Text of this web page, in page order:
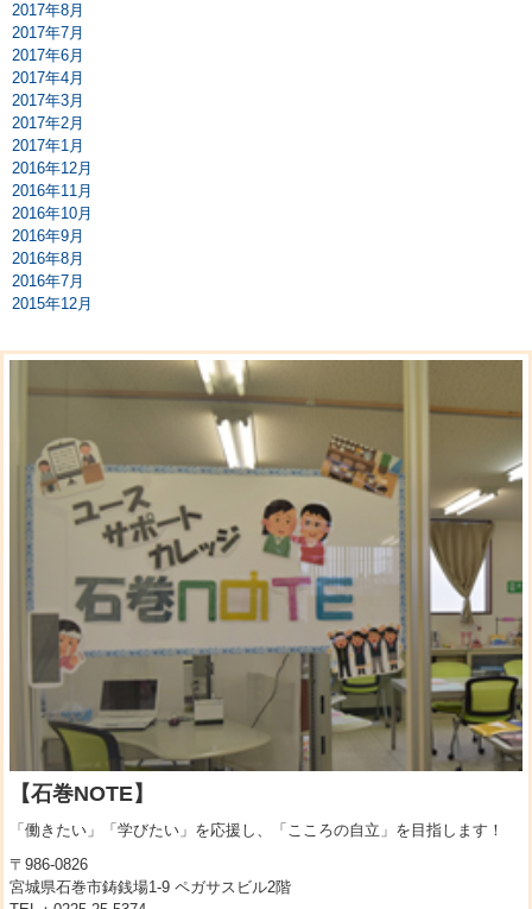
2017年8月
2017年7月
2017年6月
2017年4月
2017年3月
2017年2月
2017年1月
2016年12月
2016年11月
2016年10月
2016年9月
2016年8月
2016年7月
2015年12月
【石巻NOTE】
「働きたい」「学びたい」を応援し、「こころの自立」を目指します！
〒986-0826
宮城県石巻市鋳銭場1-9 ペガサスビル2階